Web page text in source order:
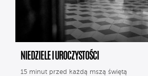
NIEDZIELE I UROCZYSTOŚCI
15 minut przed każdą mszą świętą